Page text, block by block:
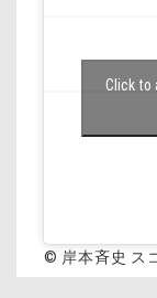
Click to
© 岸本斉史 ス